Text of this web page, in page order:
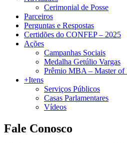
Cerimonial de Posse
Parceiros
Perguntas e Respostas
Certidões do CONFEP – 2025
Ações
Campanhas Sociais
Medalha Getúlio Vargas
Prêmio MBA – Master of
+Itens
Serviços Públicos
Casas Parlamentares
Vídeos
Fale Conosco